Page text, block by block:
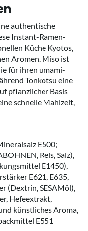
authentische
Instant-Ramen-
Küche Kyotos,
Aromen. Miso ist
für ihren umami-
Tonkotsu eine
pflanzlicher Basis
schnelle Mahlzeit,
E500;
Reis, Salz),
E1450),
E621, E635,
(Dextrin, SESAMöl),
Hefeextrakt,
künstliches Aroma,
E551